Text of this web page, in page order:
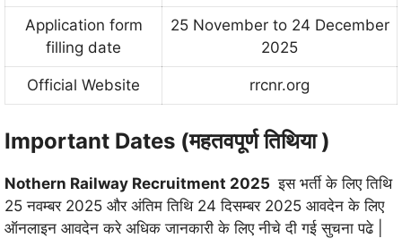
Application form
filling date
25 November to 24 December
2025
Official Website rrcnr.org
Important Dates (महतवपूर्ण तिथिया )
Nothern Railway Recruitment 2025 इस भर्ती के लिए तिथि
25 नवम्बर 2025 और अंतिम तिथि 24 दिसम्बर 2025 आवदेन के लिए
ऑनलाइन आवदेन करे अधिक जानकारी के लिए नीचे दी गई सुचना पढे |